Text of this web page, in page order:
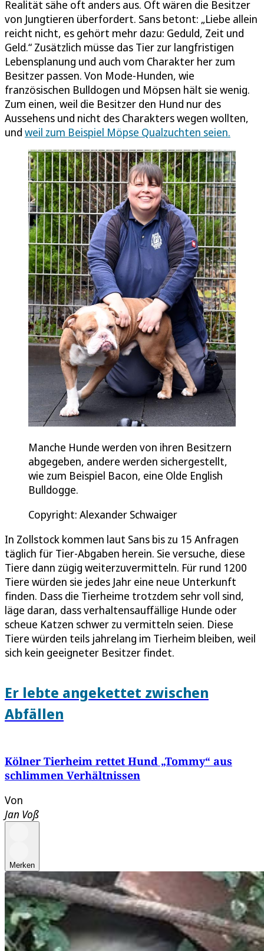
Realität sähe oft anders aus. Oft wären die Besitzer
von Jungtieren überfordert. Sans betont: „Liebe allein
reicht nicht, es gehört mehr dazu: Geduld, Zeit und
Geld.“ Zusätzlich müsse das Tier zur langfristigen
Lebensplanung und auch vom Charakter her zum
Besitzer passen. Von Mode-Hunden, wie
französischen Bulldogen und Möpsen hält sie wenig.
Zum einen, weil die Besitzer den Hund nur des
Aussehens und nicht des Charakters wegen wollten,
und weil zum Beispiel Möpse Qualzuchten seien.
Manche Hunde werden von ihren Besitzern
abgegeben, andere werden sichergestellt,
wie zum Beispiel Bacon, eine Olde English
Bulldogge.
Copyright: Alexander Schwaiger
In Zollstock kommen laut Sans bis zu 15 Anfragen
täglich für Tier-Abgaben herein. Sie versuche, diese
Tiere dann zügig weiterzuvermitteln. Für rund 1200
Tiere würden sie jedes Jahr eine neue Unterkunft
finden. Dass die Tierheime trotzdem sehr voll sind,
läge daran, dass verhaltensauffällige Hunde oder
scheue Katzen schwer zu vermitteln seien. Diese
Tiere würden teils jahrelang im Tierheim bleiben, weil
sich kein geeigneter Besitzer findet.
Er lebte angekettet zwischen
Abfällen
Kölner Tierheim rettet Hund „Tommy“ aus
schlimmen Verhältnissen
Von
Jan Voß
Merken